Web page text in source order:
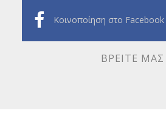
Κοινοποίηση στο Facebook
ΒΡΕΊΤΕ ΜΑΣ